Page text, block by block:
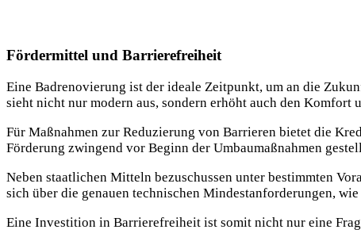
Fördermittel und Barrierefreiheit
Eine Badrenovierung ist der ideale Zeitpunkt, um an die
sieht nicht nur modern aus, sondern erhöht auch den
Für Maßnahmen zur Reduzierung von Barrieren bietet die
Förderung zwingend vor Beginn der Umbaumaßnahmen
Neben staatlichen Mitteln bezuschussen unter bestimmten
sich über die genauen technischen Mindestanforderungen,
Eine Investition in Barrierefreiheit ist somit nicht nur eine